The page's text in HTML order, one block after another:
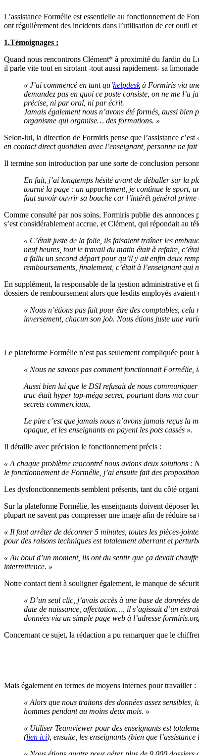
L’assistance Formélie est essentielle au fonctionnement de
ont régulièrement des incidents dans l’utilisation de cet outil
1.Témoignages :
Quand nous rencontrons Clément* à proximité du Jardin du
il parle vite tout en sirotant -tout aussi rapidement- sa
« J’ai commencé en tant qu’helpdeskà Formiris via une
demandez pas en quoi ce poste consiste, on ne me l’a
précise, ni par oral, ni par écrit.
Jamais également nous n’avons été formés, aussi
organisme qui organise… des formations. »
Selon-lui, la direction de Formiris pense que l’assistance c’est
en contact direct quotidien avec l’enseignant, personne ne
Il termine son introduction par une sorte de conclusion
En fait, j’ai longtemps hésité avant de déballer sur la
tourné la page : un appartement, je continue le sport,
faut savoir ouvrir sa bouche car l’intérêt général
Comme consulté par nos soins, Formiris publie des annonces
s’est considérablement accrue, et Clément, qui répondait au
« C’était juste de la folie, ils faisaient traîner les
neuf heures, tout le travail du matin était à refaire,
a fallu un second départ pour qu’il y ait enfin deux
remboursements, finalement, c’était à l’enseignant
En supplément, la responsable de la gestion administrative et
dossiers de remboursement alors que lesdits employés
« Nous n’étions pas fait pour être des comptables,
inversement, chacun son job. Nous étions juste une
Le plateforme Formélie n’est pas seulement compliquée pour
« Nous ne savons pas comment fonctionnait
Aussi bien lui que le DSI refusait de nous
truc était hyper top-méga secret, pourtant dans ma
secrets commerciaux.
Le pire c’est que jamais nous n’avons jamais reçus
opaque, et les enseignants en payent les pots cassés ».
Il détaille avec précision le fonctionnement précis :
« A chaque problème rencontré nous avions deux solutions :
le fonctionnement de Formélie, j’ai ensuite fait des
Les dysfonctionnements semblent présents, tant du côté
Sur la plateforme Formélie, les enseignants doivent déposer
plupart ne savent pas compresser une image afin de réduire sa
« Il faut arrêter de déconner 5 minutes, toutes les pièces-
pour des raisons techniques est totalement aberrant et
« Au bout d’un moment, ils ont du sentir que ça devait
intermittence. »
Notre contact tient à souligner également, le manque de
« D’un seul clic, j’avais accès à une base de données
date de naissance, affectation…, il s’agissait d’un
données via un simple page web à l’adresse
Concernant ce sujet, la rédaction a pu remarquer que le
Mais également en termes de moyens internes pour travailler :
« Alors que nous traitons des données assez
hommes pendant au moins deux mois. »
« Utiliser Teamviewer pour des enseignants est
(lien ici), ensuite, les enseignants (bien que